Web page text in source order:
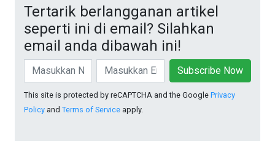
Tertarik berlangganan artikel
seperti ini di email? Silahkan
email anda dibawah ini!
Subscribe Now
This site is protected by reCAPTCHA and the Google Privacy
Policy and Terms of Service apply.